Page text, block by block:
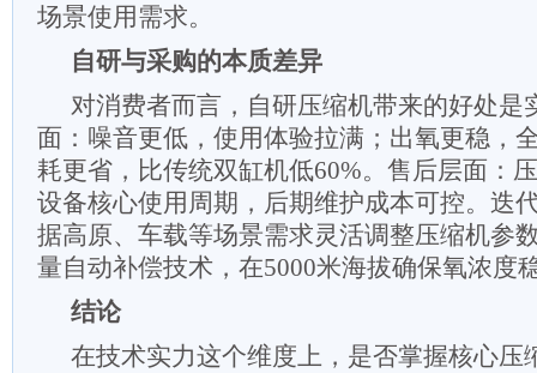
场景使用需求。
自研与采购的本质差异
对消费者而言，自研压缩机带来的好处是
面：噪音更低 ， 使用体验拉满 ；出氧更稳，
耗更省，比传统双缸机低60%。售后层面：
设备核心使用周期，后期维护成本可控。迭
据高原、车载等场景需求灵活调整压缩机参
量自动补偿技术，在5000米海拔确保氧浓度
结论
在技术实力这个维度上，是否掌握核心压